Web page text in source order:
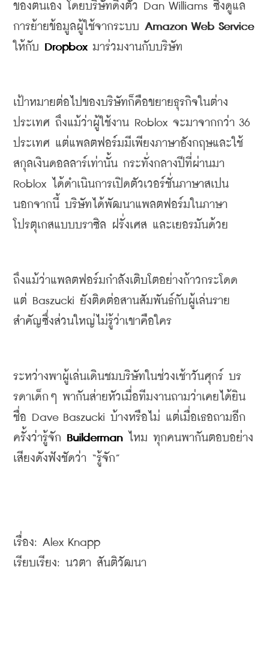
ของตนเอง
โดยบริษัทดึงตัว Dan Williams ซึ่งดูแล
การย้ายข้อมูลผู้ใช้จากระบบ
Amazon Web Service
ให้กับ Dropbox มาร่วมงานกับบริษัท
เป้าหมายต่อไปของบริษัทก็คือขยายธุรกิจในต่าง
ประเทศ ถึงแม้ว่าผู้ใช้งาน Roblox จะมาจากกว่า
ประเทศ แต่แพลตฟอร์มมีเพียงภาษาอังกฤษและใช้
สกุลเงินดอลลาร์เท่านั้น กระทั่งกลางปีที่ผ่านมา
Roblox
ได้ดำเนินการเปิดตัวเวอร์ชั่นภาษาสเปน
นอกจากนี้ บริษัทได้พัฒนาแพลตฟอร์มในภาษา
โปรตุเกสแบบบราซิล
ฝรั่งเศส และเยอรมันด้วย
ถึงแม้ว่าแพลตฟอร์มกำลังเติบโตอย่างก้าวกระโดด
แต่ Baszucki ยังติดต่อสานสัมพันธ์กับผู้เล่นราย
สำคัญซึ่งส่วนใหญ่ไม่รู้ว่าเขาคือใคร
ระหว่างพาผู้เล่นเดินชมบริษัทในช่วงเช้าวันศุกร์ บร
รดาเด็กๆ พากันส่ายหัวเมื่อทีมงานถามว่าเคยได้ยิน
ชื่อ Dave Baszucki บ้างหรือไม่ แต่เมื่อเธอถามอีก
ครั้งว่ารู้จัก Builderman ไหม ทุกคนพากันตอบอย่าง
เสียงดังฟังชัดว่า “รู้จัก”
เรื่อง
เรียบเรียง: นวตา สันติวัฒนา